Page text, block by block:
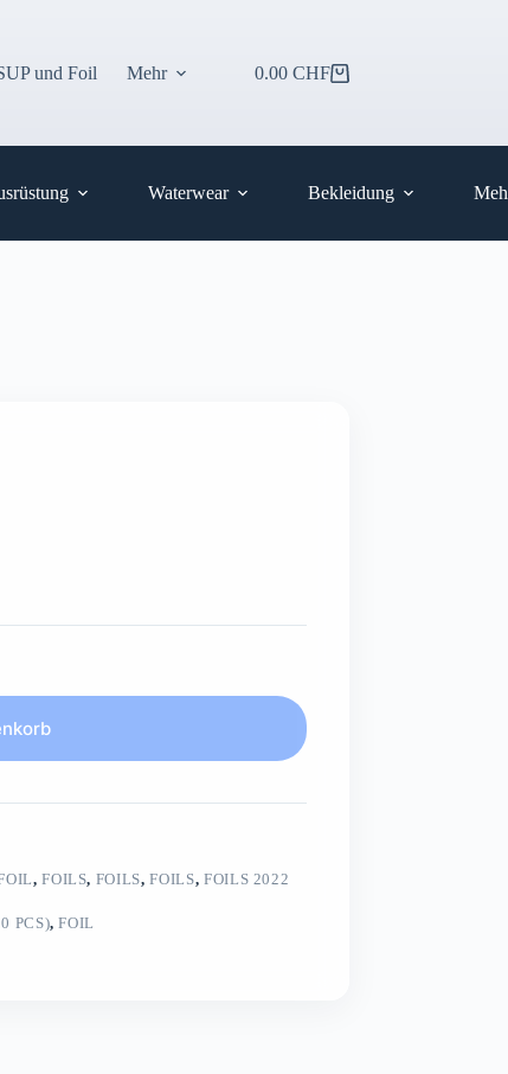
und Foil Mehr Warenkorb
0.00 CHF
Waterwear Bekleidung
,FOILS, FOILS,FOILS, FOILS 2022
PCS),FOIL